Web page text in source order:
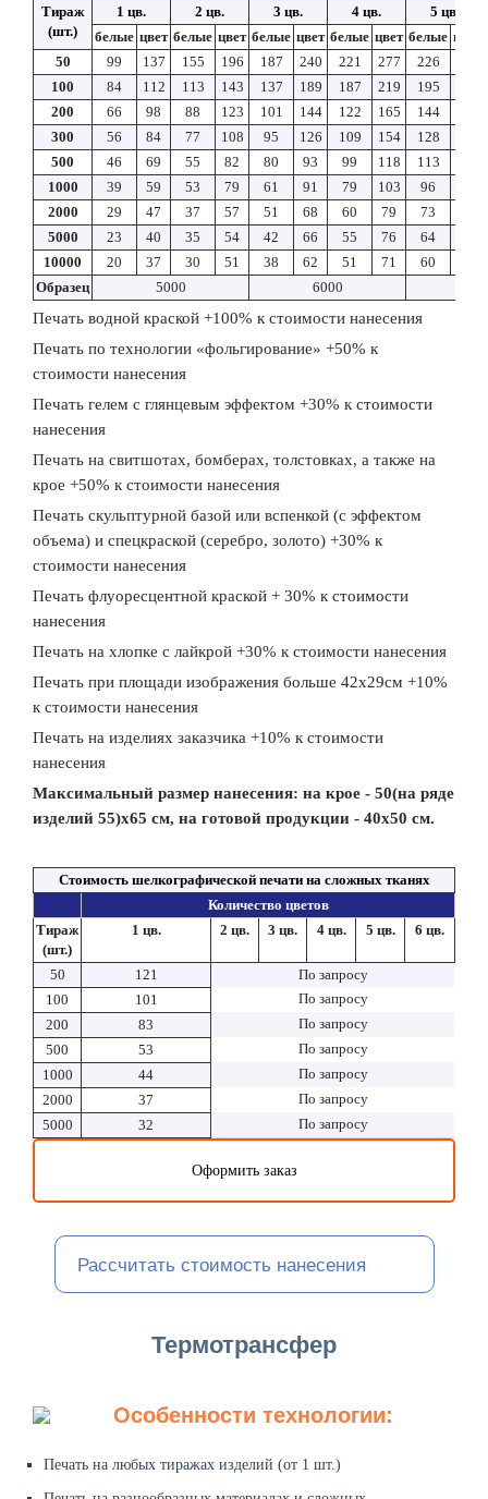
Тираж
(шт.)
1 цв. 2 цв. 3 цв. 4 цв.
5 цв.
белые цвет белые цвет белые цвет белые цвет белые цвет
50
99 137 155 196 187 240 221 277 226
100
84 112 113 143 137 189 187 219 195
200
66 98 88 123 101 144 122 165 144
300
56 84 77 108 95 126 109 154 128
500
46 69 55 82 80 93 99 118 113
1000
39 59 53 79 61 91 79 103 96
2000
29 47 37 57 51 68 60 79 73
5000
23 40 35 54 42 66 55 76 64
10000
20 37 30 51 38 62 51 71 60
Образец
5000 6000
Печать водной краской +100% к стоимости нанесения
Печать по технологии «фольгирование» +50% к
стоимости нанесения
Печать гелем с глянцевым эффектом +30% к стоимости
нанесения
Печать на свитшотах, бомберах, толстовках, а также на
крое +50% к стоимости нанесения
Печать скульптурной базой или вспенкой (с эффектом
объема) и спецкраской (серебро, золото) +30% к
стоимости нанесения
Печать флуоресцентной краской + 30% к стоимости
нанесения
Печать на хлопке с лайкрой +30% к стоимости нанесения
Печать при площади изображения больше 42x29см +10%
к стоимости нанесения
Печать на изделиях заказчика +10% к стоимости
нанесения
Максимальный размер нанесения: на крое - 50(на ряде
изделий 55)x65 см, на готовой продукции - 40x50 см.
Стоимость шелкографической печати на сложных тканях
Количество цветов
Тираж
(шт.)
1 цв. 2 цв. 3 цв. 4 цв. 5 цв. 6 цв.
50 121
По запросу
100
101
По запросу
200
83
По запросу
500
53
По запросу
1000
44
По запросу
2000
37
По запросу
5000
32 По запросу
Оформить заказ
Рассчитать стоимость нанесения
Термотрансфер
Особенности технологии:
Печать на любых тиражах изделий (от 1 шт.)